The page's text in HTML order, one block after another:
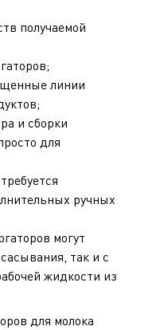
получаемой
линии
и сборки
для
ручных
могут
так и с
жидкости из
для молока